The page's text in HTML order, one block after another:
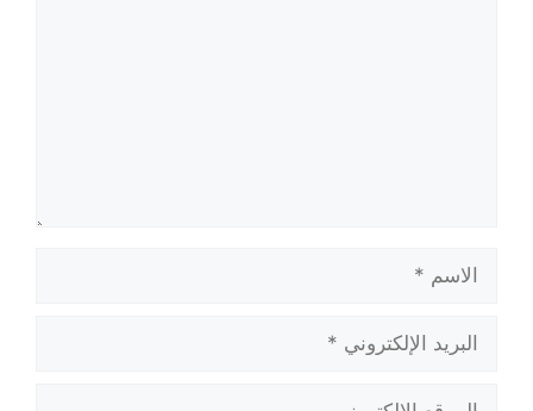
الاسم
البريد
الإلكتروني
الموقع